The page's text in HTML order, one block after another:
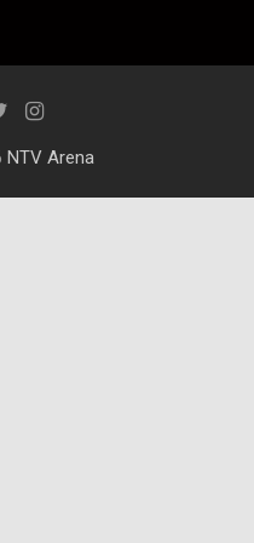
NTV Arena